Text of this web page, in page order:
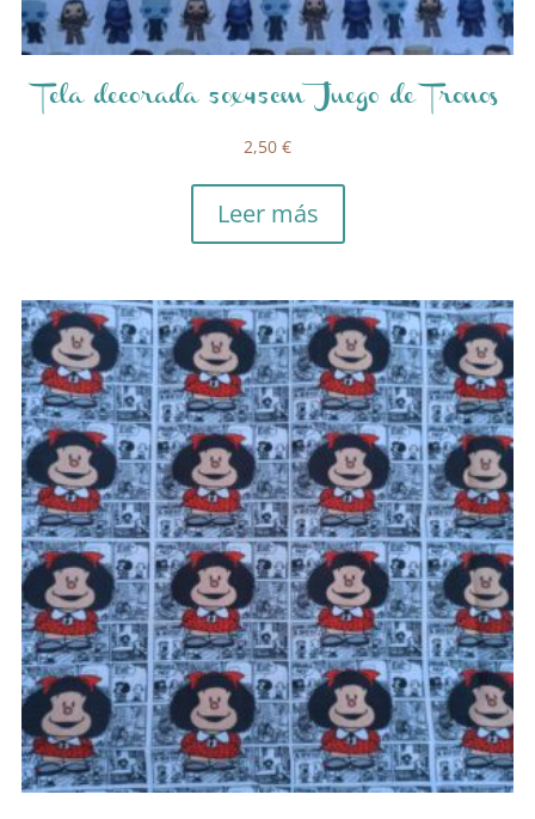
Tela decorada 50x45cm Juego de Tronos
2,50 €
Leer más